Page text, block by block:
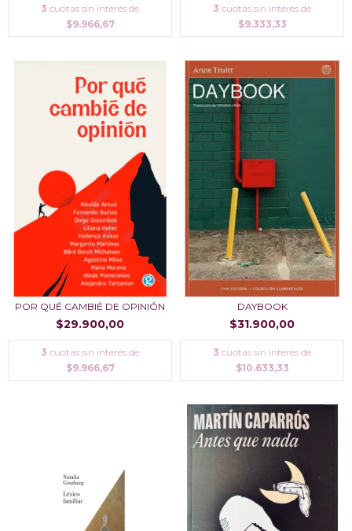
3 cuotas sin interés de
$9.966,67
3 cuotas sin interés de
$9.333,33
POR QUÉ CAMBIÉ DE OPINIÓN
$29.900,00
3 cuotas sin interés de
$9.966,67
DAYBOOK
$31.900,00
3 cuotas sin interés de
$10.633,33